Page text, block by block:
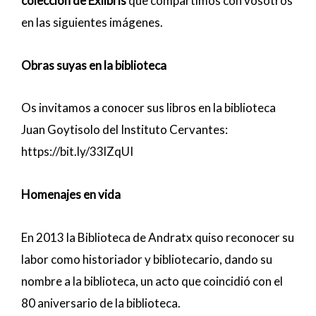
en las siguientes imágenes.
Obras suyas en la biblioteca
Os invitamos a conocer sus libros en la biblioteca
Juan Goytisolo del Instituto Cervantes:
https://bit.ly/33lZqUI
Homenajes en vida
En 2013 la ​Biblioteca de Andratx quiso reconocer su
labor como historiador y bibliotecario, dando su
nombre a la biblioteca, un acto que coincidió con el
80 aniversario de la biblioteca.